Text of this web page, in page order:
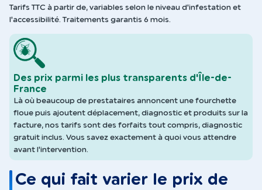
Tarifs TTC à partir de, variables selon le niveau d'infestation et
l'accessibilité. Traitements garantis 6 mois.
Des prix parmi les plus transparents d'Île-de-
France
Là où beaucoup de prestataires annoncent une fourchette
floue puis ajoutent déplacement, diagnostic et produits sur la
facture, nos tarifs sont des forfaits tout compris, diagnostic
gratuit inclus. Vous savez exactement à quoi vous attendre
avant l'intervention.
Ce qui fait varier le prix de